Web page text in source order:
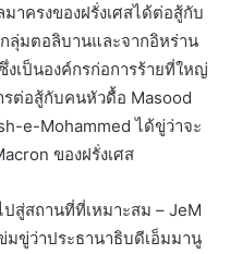
าครงของฝรั่งเศสได้ต่อสู้กับ
ลุ่มตอลิบานและจากอิหร่าน
เป็นองค์กรก่อการร้ายที่ใหญ่
ต่อสู้กับคนหัวดื้อ Masood
e-Mohammed ได้ขู่ว่าจะ
ของฝรั่งเศส
สู่สถานที่ที่เหมาะสม – JeM
มขู่ว่าประธานาธิบดีเอ็มมานู